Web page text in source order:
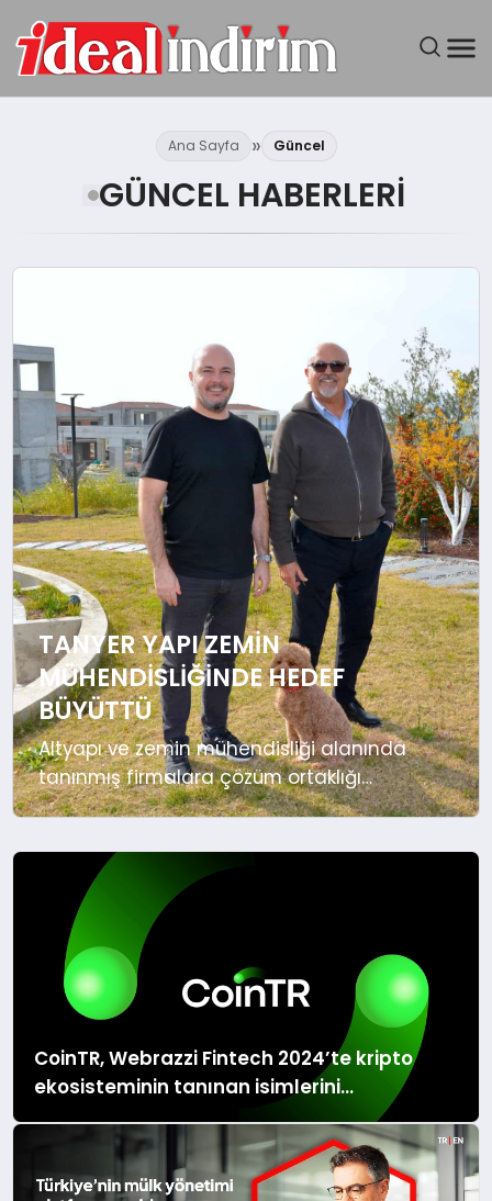
BILGISAYAR
TEKNOLOJI
YAŞAM
Ana Sayfa Güncel
GÜNCEL HABERLERI
TANYER YAPI ZEMIN
MÜHENDISLIĞINDE HEDEF
BÜYÜTTÜ
Altyapı ve zemin mühendisliği alanında
tanınmış firmalara çözüm ortaklığı
sunduklarını belirten Tanyer Yapı Genel
şantiyede birden hizmet verdiklerini
söyledi. Zemin mühendisliği konusunda
güçlü makine parkı, deneyimli
mühendis ve personelle hizmet
sunduklarını dile getiren Tanyer,
“2024’te yüzde 70 oranında büyüme
teknolojik yatırımlara ara vermedik. Yine
2024 yılında...
CoinTR, Webrazzi Fintech 2024’te kripto
ekosisteminin tanınan isimlerini